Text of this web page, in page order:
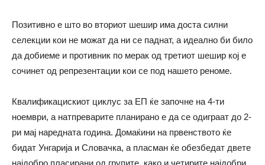
Позитивно е што во вториот шешир има доста силни
селекции кои не можат да ни се паднат, а идеално би било
да добиеме и противник по мерак од третиот шешир кој е
сочинет од репрезентации кои се под нашето реноме.
Квалификацискиот циклус за ЕП ќе започне на 4-ти
ноември, а натпреварите планирано е да се одиграат до 2-
ри мај наредната година. Домаќини на првенството ќе
бидат Унгарија и Словачка, а пласман ќе обезбедат двете
најдобро пласирани од групите, како и четирите најдобри